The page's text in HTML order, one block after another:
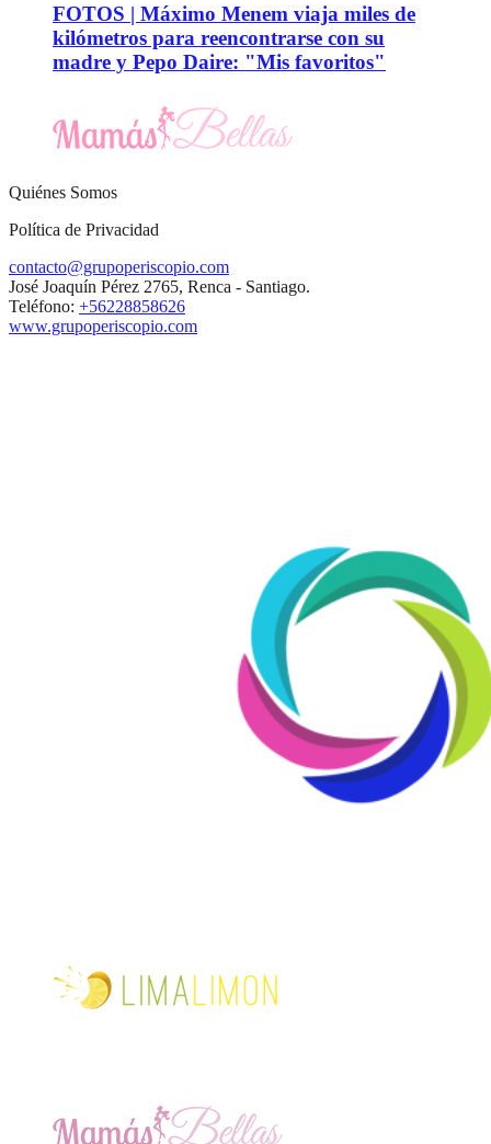
FOTOS | Máximo Menem viaja miles de
kilómetros para reencontrarse con su
madre y Pepo Daire: "Mis favoritos"
Quiénes Somos
Política de Privacidad
contacto@grupoperiscopio.com
José Joaquín Pérez 2765, Renca - Santiago.
Teléfono: +56228858626
www.grupoperiscopio.com